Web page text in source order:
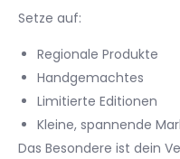
Setze auf:
Regionale Produkte
Handgemachtes
Limitierte Editionen
Kleine, spannende
Das Besondere ist dein